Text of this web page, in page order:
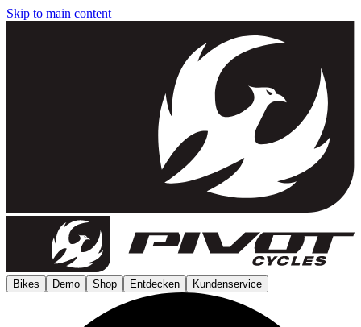
Skip to main content
Bikes Demo Shop Entdecken Kundenservice